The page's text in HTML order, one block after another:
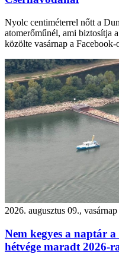
Nyolc centiméterrel nőtt a
atomerőműnél, ami biztosítja
közölte vasárnap a
2026. augusztus 09., vasárnap
Nem kegyes a naptár
hétvége maradt 2026-